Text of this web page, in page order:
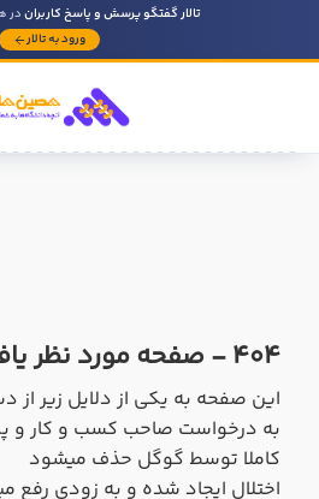
تالار گفتگو پرسش و پاسخ کاربراندر
ورود به تالار
404 - صفحه مورد نظر یافت نشد
این صفحه به یکی از دلایل زیر
به درخواست صاحب کسب و کار و
کاملا توسط گوگل حذف میشود
اختلال ایجاد شده و به زودی رفع
روحیه رهبری
خیر
در صورتی که سابقه دارید توضیح مختصر